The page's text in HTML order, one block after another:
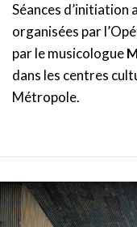
Séances d’initiation
organisées par
par le musicologue
dans les centres
Métropole.